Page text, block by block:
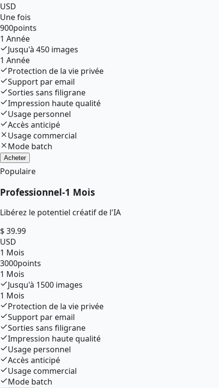
USD
Une fois
900points
1 Année
Jusqu'à 450 images
1 Année
Protection de la vie privée
Support par email
Sorties sans filigrane
Impression haute qualité
Usage personnel
Accès anticipé
Usage commercial
Mode batch
Acheter
Populaire
Professionnel-1 Mois
Libérez le potentiel créatif de l'IA
$39.99
USD
1 Mois
3000points
1 Mois
Jusqu'à 1500 images
1 Mois
Protection de la vie privée
Support par email
Sorties sans filigrane
Impression haute qualité
Usage personnel
Accès anticipé
Usage commercial
Mode batch